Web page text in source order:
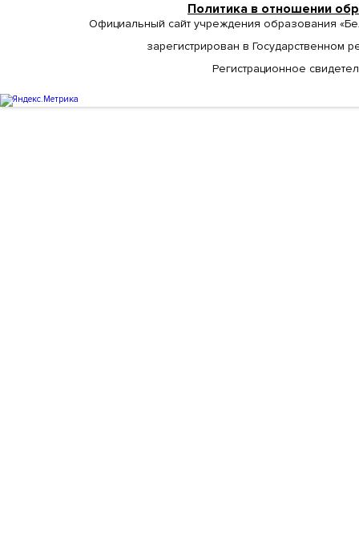
Политика в отношении
Официальный сайт учреждения образования
зарегистрирован в Государственном
Регистрационное